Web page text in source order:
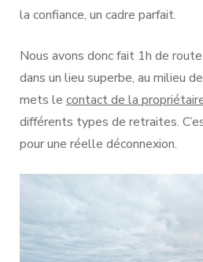
la confiance, un cadre parfait.
Nous avons donc fait 1h de
dans un lieu superbe, au milieu
mets le contact de la
différents types de retraites.
pour une réelle déconnexion.